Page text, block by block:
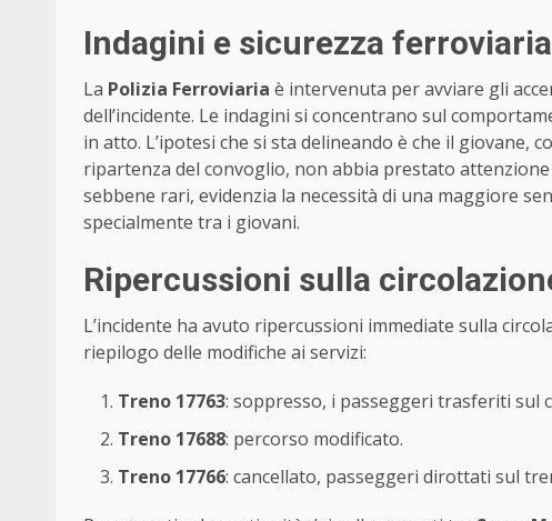
Indagini e sicurezza ferroviaria
La Polizia Ferroviaria è intervenuta per avviare gli
dell’incidente. Le indagini si concentrano sul
in atto. L’ipotesi che si sta delineando è che il
ripartenza del convoglio, non abbia prestato
sebbene rari, evidenzia la necessità di una maggiore
specialmente tra i giovani.
Ripercussioni sulla
L’incidente ha avuto ripercussioni immediate sulla
riepilogo delle modifiche ai servizi:
Treno 17763: soppresso, i passeggeri trasferiti sul
Treno 17688: percorso modificato.
Treno 17766: cancellato, passeggeri dirottati sul